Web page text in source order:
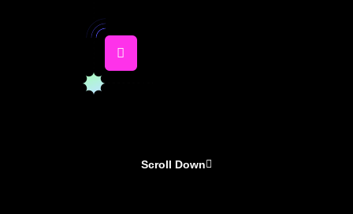
Scroll Down